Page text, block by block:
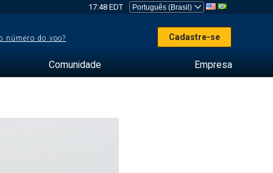
17:48 EDT
número do voo? Cadastre-se
Comunidade Empresa